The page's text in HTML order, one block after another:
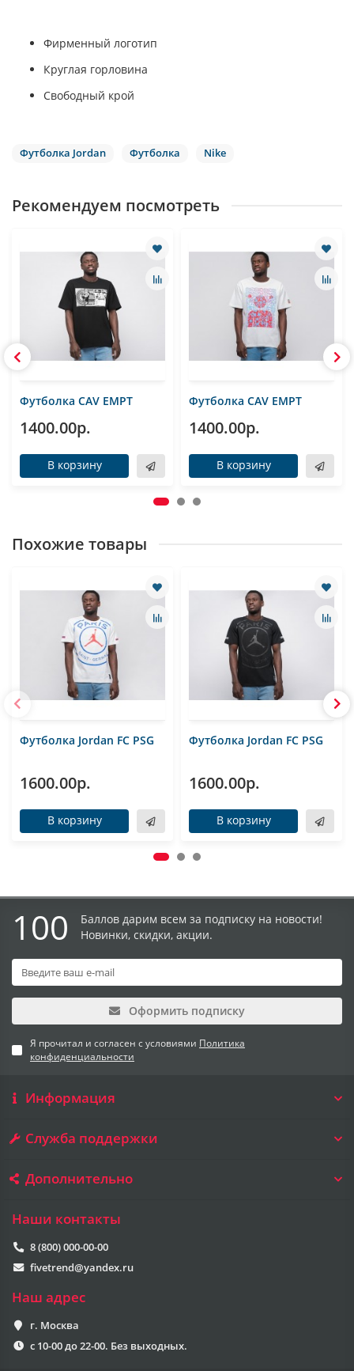
Фирменный логотип
Круглая горловина
Свободный крой
Футболка Jordan Футболка Nike
Рекомендуем посмотреть
Футболка CAV EMPT
1400.00р.
В корзину
Футболка CAV EMPT
1400.00р.
В корзину
Похожие товары
Футболка Jordan FC PSG
1600.00р.
В корзину
Футболка Jordan FC PSG
1600.00р.
В корзину
100
Баллов дарим всем за подписку на новости!
Новинки, скидки, акции.
Оформить подписку
Я прочитал и согласен с условиями Политика
конфиденциальности
Информация
Служба поддержки
Дополнительно
Наши контакты
8 (800) 000-00-00
fivetrend@yandex.ru
Наш адрес
г. Москва
с 10-00 до 22-00. Без выходных.